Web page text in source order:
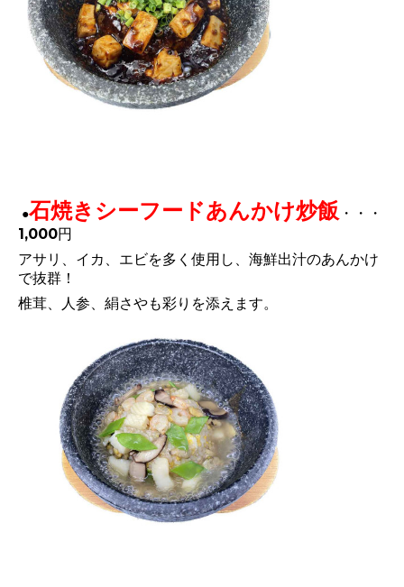
●石焼きシーフードあんかけ炒飯 ・・・
1,000円
アサリ、イカ、エビを多く使用し、海鮮出汁のあんかけ
で抜群！
椎茸、人参、絹さやも彩りを添えます。